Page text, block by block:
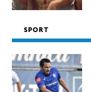
SPORT